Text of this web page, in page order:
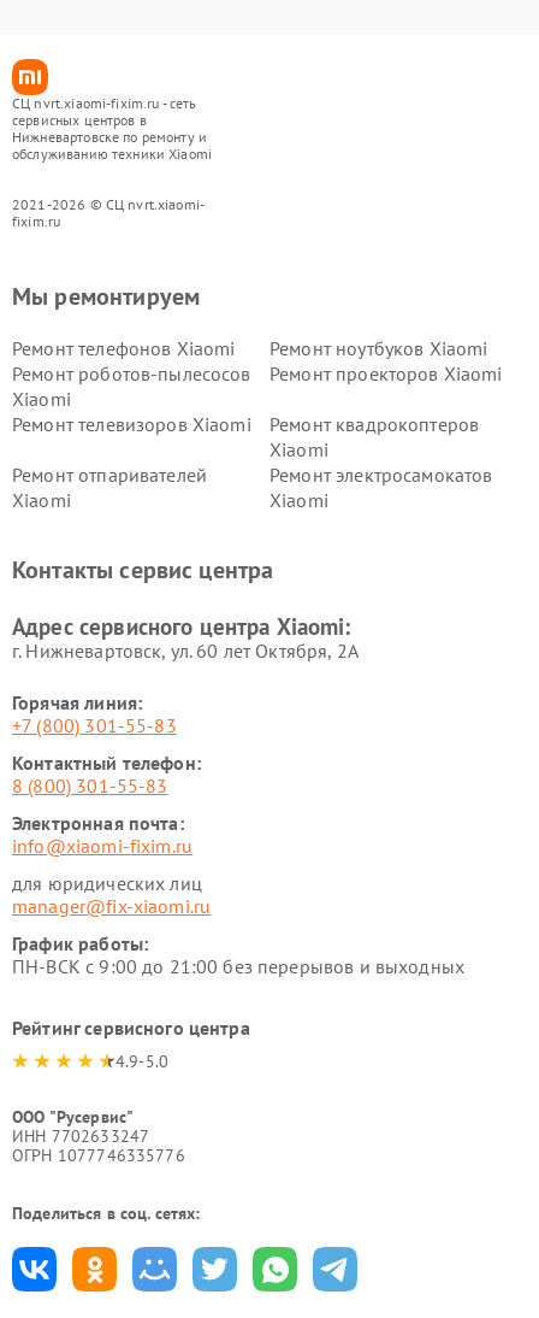
СЦ nvrt.xiaomi-fixim.ru - сеть
сервисных центров в
Нижневартовске по ремонту и
обслуживанию техники Xiaomi
2021-2026 © СЦ nvrt.xiaomi-
fixim.ru
Мы ремонтируем
Ремонт телефонов Xiaomi
Ремонт ноутбуков Xiaomi
Ремонт роботов-пылесосов
Xiaomi
Ремонт проекторов Xiaomi
Ремонт телевизоров Xiaomi
Ремонт квадрокоптеров
Xiaomi
Ремонт отпаривателей
Xiaomi
Ремонт электросамокатов
Xiaomi
Ремонт стиральных машин
Ремонт смарт-часов Xiaomi
Контакты сервис центра
Адрес сервисного центра Xiaomi:
г. Нижневартовск, ул. 60 лет Октября, 2А
Горячая линия:
+7 (800) 301-55-83
Контактный телефон:
8 (800) 301-55-83
Электронная почта:
info@xiaomi-fixim.ru
для юридических лиц
manager@fix-xiaomi.ru
График работы:
ПН-ВСК с 9:00 до 21:00 без перерывов и выходных
Рейтинг сервисного центра
4.9-5.0
ООО "Русервис"
ИНН 7702633247
ОГРН 1077746335776
Поделиться в соц. сетях: